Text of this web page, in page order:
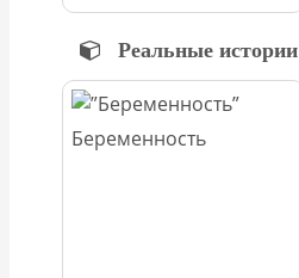
Реальные истории
Беременность